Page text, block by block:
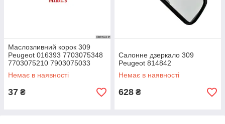
Маслозливний корок 309
Peugeot 016393 7703075348
7703075210 7903075033
1218114
Немає в наявності
37 ₴
Салонне дзеркало 309
Peugeot 814842
Немає в наявності
628 ₴